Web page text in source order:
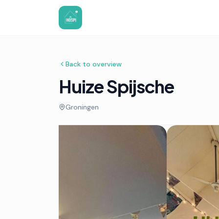
Back to overview
Huize Spijsche
Groningen